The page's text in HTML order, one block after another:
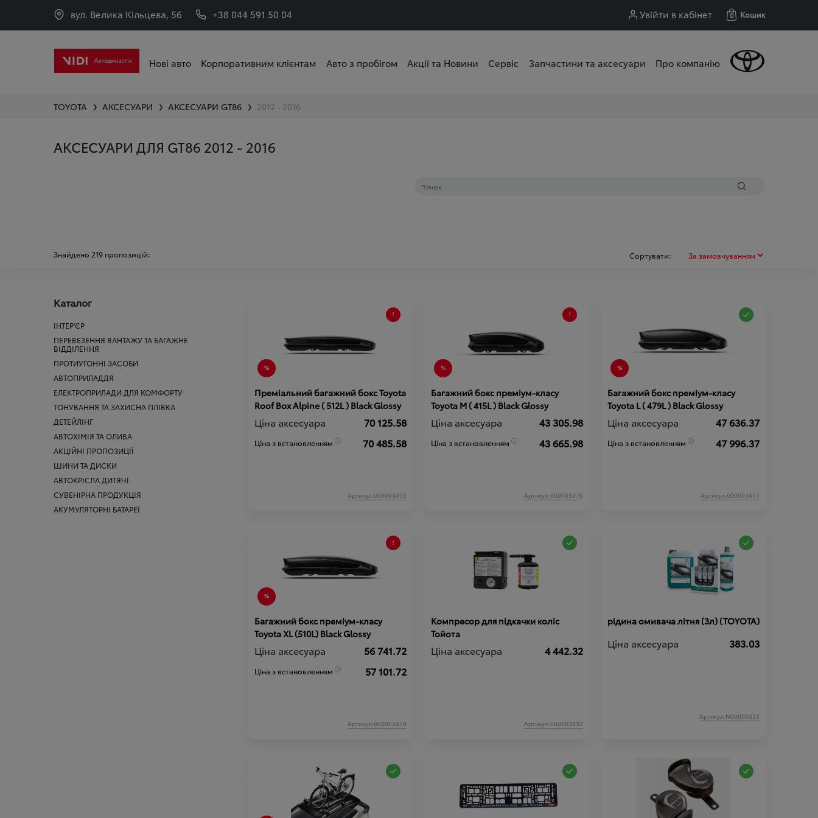
вул. Велика Кільцева, 56 +38 044 591 50 04 Увійти в кабінет 0 Кошик
Нові авто Корпоративним клієнтам Авто з пробігом Акції та Новини Сервіс Запчастини та аксесуари Про компанію
TOYOTA ❯ АКСЕСУАРИ ❯ АКСЕСУАРИ GT86 ❯ 2012 - 2016
АКСЕСУАРИ ДЛЯ GT86 2012 - 2016
Знайдено 219пропозицій: Сортувати:
Каталог
ІНТЕР'ЄР
ПЕРЕВЕЗЕННЯ ВАНТАЖУ ТА БАГАЖНЕ
ВІДДІЛЕННЯ
ПРОТИУГОННІ ЗАСОБИ
АВТОПРИЛАДДЯ
ЕЛЕКТРОПРИЛАДИ ДЛЯ КОМФОРТУ
ТОНУВАННЯ ТА ЗАХИСНА ПЛІВКА
ДЕТЕЙЛІНГ
АВТОХІМІЯ ТА ОЛИВА
АКЦІЙНІ ПРОПОЗИЦІЇ
ШИНИ ТА ДИСКИ
АВТОКРІСЛА ДИТЯЧІ
СУВЕНІРНА ПРОДУКЦІЯ
АКУМУЛЯТОРНІ БАТАРЕЇ
Преміальний багажний бокс Toyota
Roof Box Alpine ( 512L ) Black Glossy
Ціна аксесуара 70 125.58
Ціна з встановленням 70 485.58
Артикул:000003473
Багажний бокс преміум-класу
Toyota М ( 415L ) Black Glossy
Ціна аксесуара 43 305.98
Ціна з встановленням 43 665.98
Артикул:000003476
Багажний бокс преміум-класу
Toyota L ( 479L ) Black Glossy
Ціна аксесуара 47 636.37
Ціна з встановленням 47 996.37
Артикул:000003477
Багажний бокс преміум-класу
Toyota XL (510L) Black Glossy
Ціна аксесуара 56 741.72
Ціна з встановленням 57 101.72
Артикул:000003478
Компресор для підкачки коліс
Тойота
Ціна аксесуара 4 442.32
Артикул:000003492
рідина омивача літня (3л) (TOYOTA)
Ціна аксесуара 383.03
Артикул:N00000333